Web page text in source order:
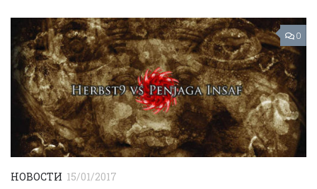
0
НОВОСТИ 15/01/2017